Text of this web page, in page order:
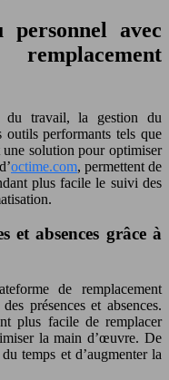
avec
du travail, la gestion du
outils performants tels que
solution pour optimiser
octime.com, permettent de
plus facile le suivi des
et absences grâce à
de remplacement
présences et absences.
plus facile de remplacer
la main d’œuvre. De
temps et d’augmenter la